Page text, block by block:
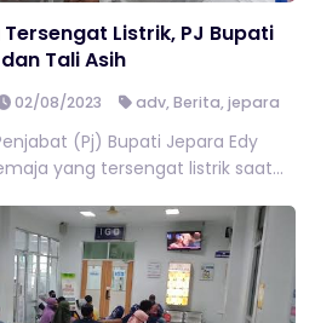
Listrik, PJ Bupati
Tali Asih
02/08/2023 adv,Berita,jepara
(Pj) Bupati Jepara Edy
yang tersengat listrik saat...